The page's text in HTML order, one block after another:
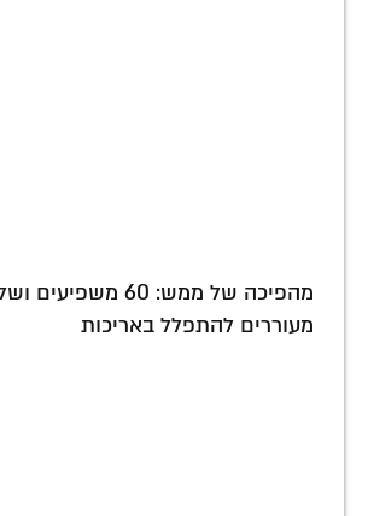
מהפיכה של ממש: 60
מעוררים להתפלל באריכות